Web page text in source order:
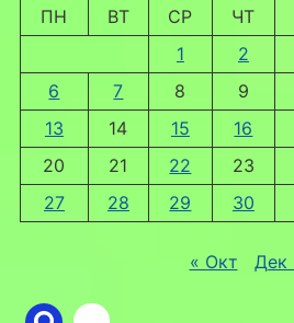
ПН ВТ СР ЧТ
1
2
6
7 8 9
13
14 15 16
20
21 22 23
27
28 29 30
« Окт Дек